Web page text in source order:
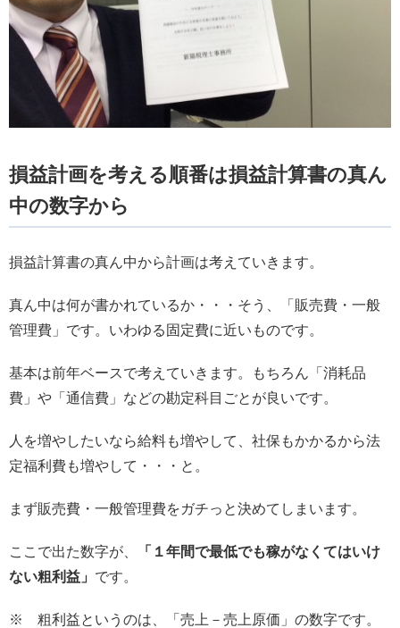
損益計画を考える順番は損益計算書の真ん
中の数字から
損益計算書の真ん中から計画は考えていきます。
真ん中は何が書かれているか・・・そう、「販売費・一般
管理費」です。いわゆる固定費に近いものです。
基本は前年ベースで考えていきます。もちろん「消耗品
費」や「通信費」などの勘定科目ごとが良いです。
人を増やしたいなら給料も増やして、社保もかかるから法
定福利費も増やして・・・と。
まず販売費・一般管理費をガチっと決めてしまいます。
ここで出た数字が、
「１年間で最低でも稼がなくてはいけ
ない粗利益」 です。
※ 粗利益というのは、「売上－売上原価」の数字です。